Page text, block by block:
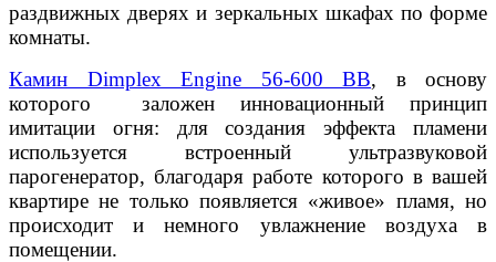
раздвижных дверях и зеркальных шкафах по форме
комнаты.
Камин Dimplex Engine 56-600 BB, в основу
которого заложен инновационный принцип
имитации огня: для создания эффекта пламени
используется встроенный ультразвуковой
парогенератор, благодаря работе которого в вашей
квартире не только появляется «живое» пламя, но
происходит и немного увлажнение воздуха в
помещении.